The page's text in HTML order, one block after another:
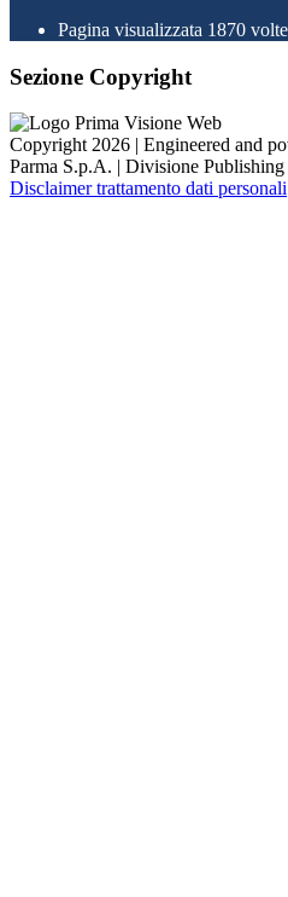
Pagina visualizzata 1870 volte
Sezione Copyright
Copyright 2026 | Engineered and
Parma S.p.A. | Divisione
Disclaimer trattamento dati personali